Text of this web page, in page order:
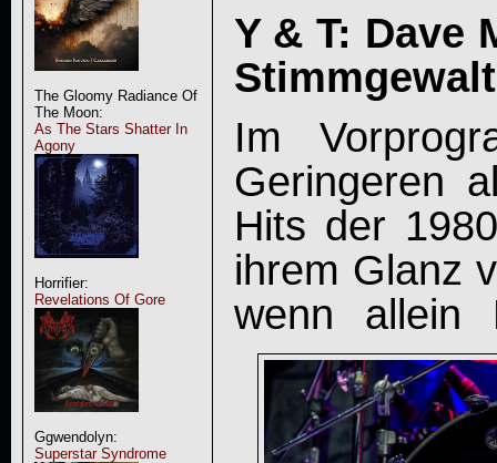
The Gloomy Radiance Of
The Moon:
As The Stars Shatter In
Agony
Horrifier:
Revelations Of Gore
Ggwendolyn:
Superstar Syndrome
Y & T: Dave
Im
Geringeren
Hits der
ihrem Glanz
wenn allein